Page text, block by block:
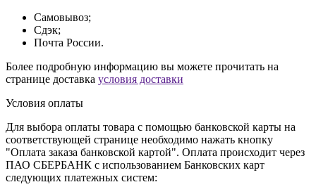
Самовывоз;
Сдэк;
Почта России.
Более подробную информацию вы можете прочитать на
странице доставка условия доставки
Условия оплаты
Для выбора оплаты товара с помощью банковской карты на
соответствующей странице необходимо нажать кнопку
"Оплата заказа банковской картой". Оплата происходит через
ПАО СБЕРБАНК с использованием Банковских карт
следующих платежных систем: